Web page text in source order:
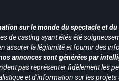
sur le monde du spectacle et
de casting ayant étés été
assurer la légitimité et fournir des
annonces sont générées par
pas représenter fidèlement les
et d’information sur les